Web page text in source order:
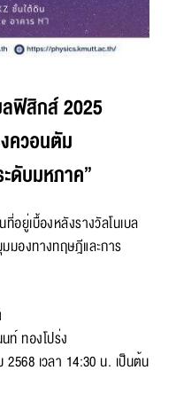
ลฟิสิกส์ 2025
ควอนตัม
ดับมหภาค”
อยู่เบื้องหลังรางวัลโนเบล
มองทางทฤษฎีและการ
ท์ ทองโปร่ง
เวลา 14:30 น. เป็นต้น